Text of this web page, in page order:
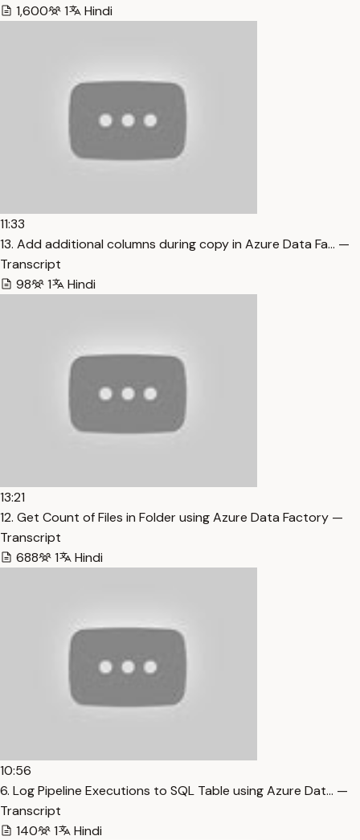
1,600
1 Hindi
11:33
13. Add additional columns during copy in Azure Data Fa… —
Transcript
98
1 Hindi
13:21
12. Get Count of Files in Folder using Azure Data Factory —
Transcript
688
1 Hindi
10:56
6. Log Pipeline Executions to SQL Table using Azure Dat… —
Transcript
140
1 Hindi